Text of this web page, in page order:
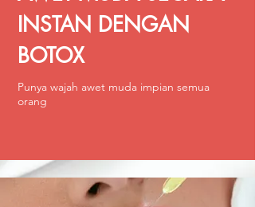
INSTAN DENGAN
BOTOX
Punya wajah awet muda impian semua
orang